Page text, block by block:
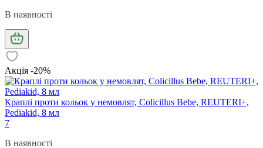
В наявності
Акція -20%
Краплі проти кольок у немовлят, Colicillus Bebe, REUTERI+,
Pediakid, 8 мл
7
В наявності